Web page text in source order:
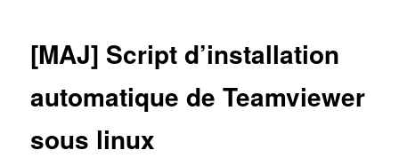
[MAJ] Script d’installation
automatique de Teamviewer
sous linux